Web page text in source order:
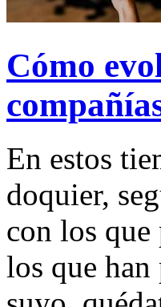
Cómo
En estos
doquier,
con los que
los que han